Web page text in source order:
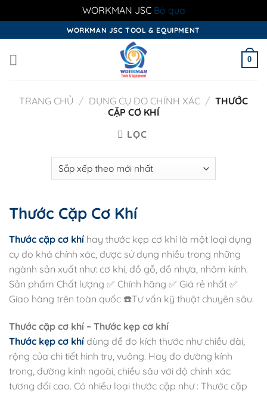
WORKMAN JSC Bỏ qua
to
content
WORKMAN JSC TOOL & EQUIPMENT
0
TRANG CHỦ / DỤNG CỤ ĐO CHÍNH XÁC / THƯỚC
CẶP CƠ KHÍ
LỌC
Thước Cặp Cơ Khí
Thước cặp cơ khí hay thước kẹp cơ khí là một loại dụng
cụ đo khá chính xác, được sử dụng nhiều trong những
ngành sản xuất như: cơ khí, đồ gỗ, đồ nhựa, nhôm kính.
Sản phẩm Chất lượng ✅ Chính hãng ✅ Giá rẻ nhất ✅
Giao hàng trên toàn quốc ☎️Tư vấn kỹ thuật chuyên sâu.
Thước cặp cơ khí – Thước kẹp cơ khí
Thước kẹp cơ khí dùng để đo kích thước như chiều dài,
rộng của chi tiết hình trụ, vuông. Hay đo đường kính
trong, đường kính ngoài, chiều sâu với độ chính xác
tương đối cao. Có nhiều loại thước cặp như : Thước cặp